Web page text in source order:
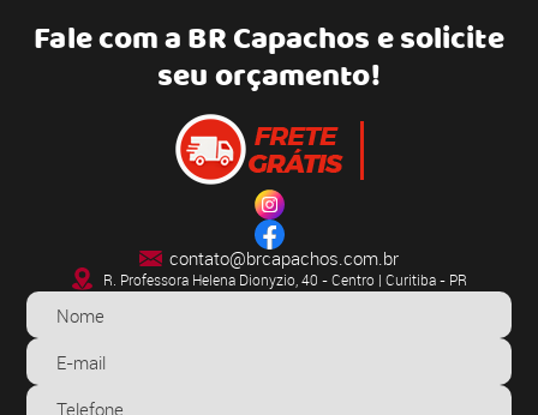
Fale com aBR Capachose solicite
seu orçamento!
contato@brcapachos.com.br
R. Professora Helena Dionyzio, 40 - Centro | Curitiba - PR